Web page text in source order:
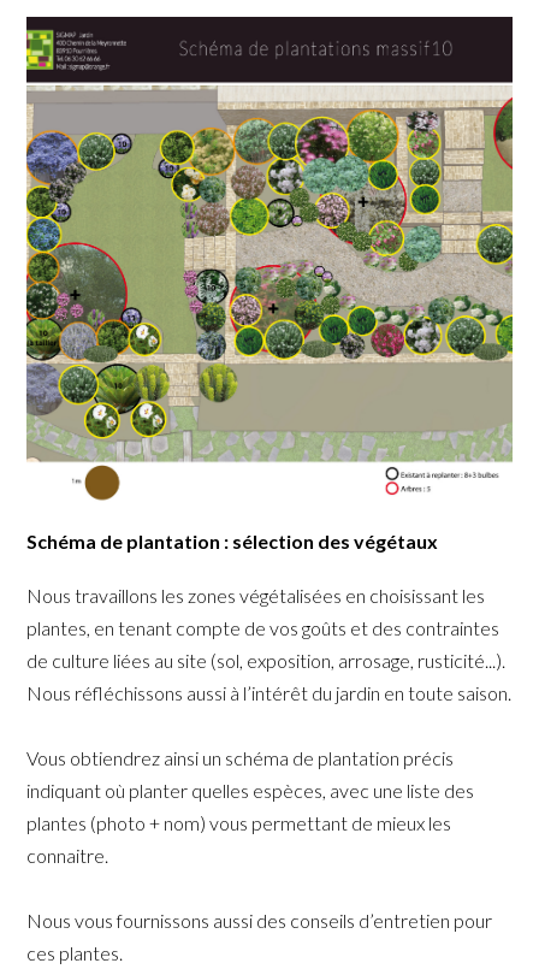
Schéma de plantation : sélection des végétaux
Nous travaillons les zones végétalisées en choisissant les
plantes, en tenant compte de vos goûts et des contraintes
de culture liées au site (sol, exposition, arrosage, rusticité...).
Nous réfléchissons aussi à l’intérêt du jardin en toute saison.
Vous obtiendrez ainsi un schéma de plantation précis
indiquant où planter quelles espèces, avec une liste des
plantes (photo + nom) vous permettant de mieux les
connaitre.
Nous vous fournissons aussi des conseils d’entretien pour
ces plantes.